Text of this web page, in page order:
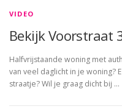
VIDEO
Bekijk Voorstraat
Halfvrijstaande woning met
van veel daglicht in je woning?
straatje? Wil je graag dicht bij …